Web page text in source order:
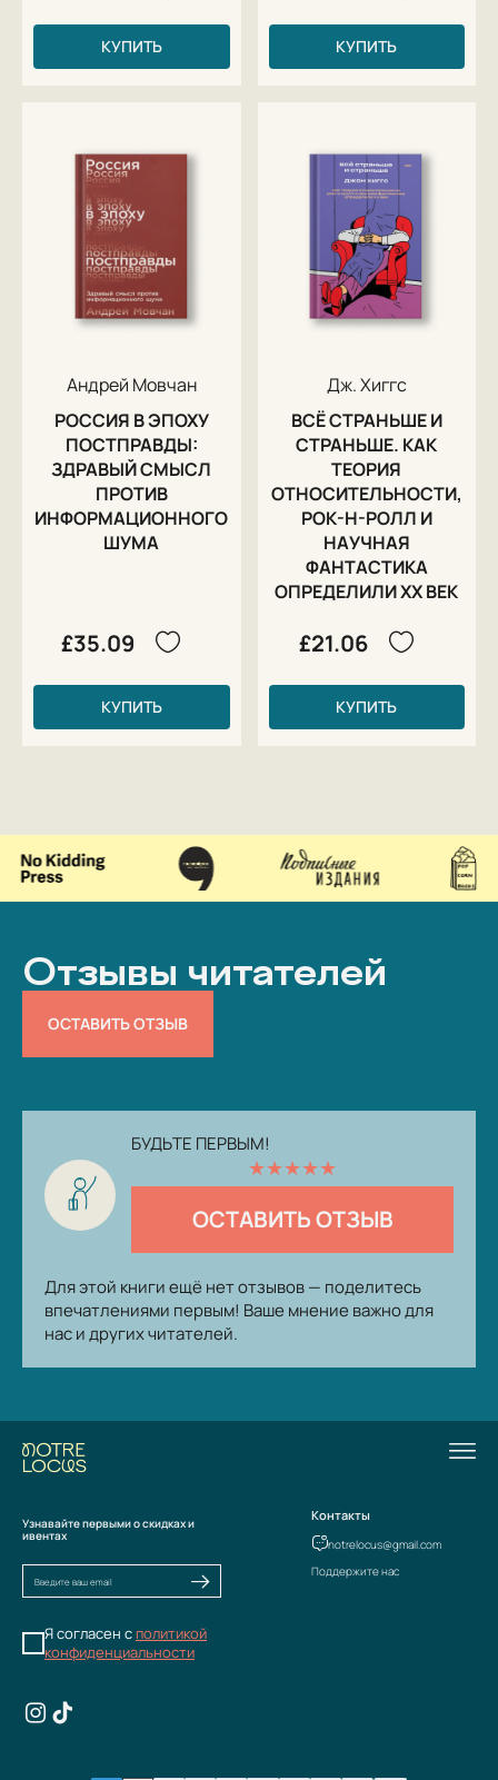
КУПИТЬ КУПИТЬ
Андрей Мовчан
РОССИЯ В ЭПОХУ
ПОСТПРАВДЫ:
ЗДРАВЫЙ СМЫСЛ
ПРОТИВ
ИНФОРМАЦИОННОГО
ШУМА
£35.09
КУПИТЬ
Дж. Хиггс
ВСЁ СТРАНЬШЕ И
СТРАНЬШЕ. КАК
ТЕОРИЯ
ОТНОСИТЕЛЬНОСТИ,
РОК-Н-РОЛЛ И
НАУЧНАЯ
ФАНТАСТИКА
ОПРЕДЕЛИЛИ XX ВЕК
£21.06
КУПИТЬ
Отзывы читателей
ОСТАВИТЬ ОТЗЫВ
БУДЬТЕ ПЕРВЫМ!
★★★★★
ОСТАВИТЬ ОТЗЫВ
Для этой книги ещё нет отзывов — поделитесь
впечатлениями первым! Ваше мнение важно для
нас и других читателей.
Узнавайте первыми о скидках и
ивентах
Я согласен с политикой
конфиденциальности
Контакты
notrelocus@gmail.com
Поддержите нас